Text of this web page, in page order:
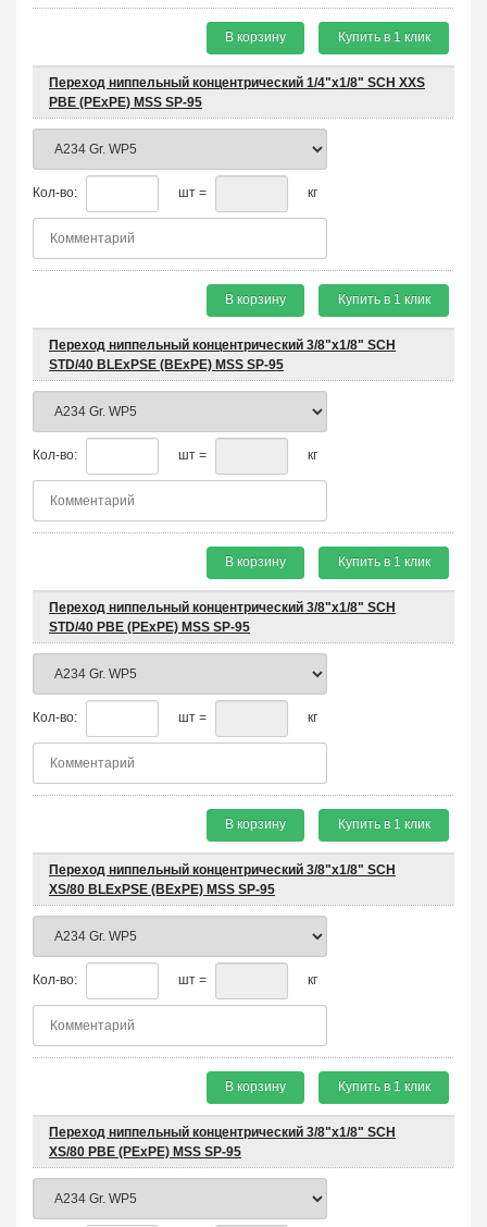
В корзину Купить в 1 клик
Переход ниппельный концентрический 1/4"х1/8" SCH XXS
PBE (PEхPE) MSS SP-95
Кол-во: шт = кг
В корзину Купить в 1 клик
Переход ниппельный концентрический 3/8"х1/8" SCH
STD/40 BLEхPSE (BEхPE) MSS SP-95
Кол-во: шт = кг
В корзину Купить в 1 клик
Переход ниппельный концентрический 3/8"х1/8" SCH
STD/40 PBE (PEхPE) MSS SP-95
Кол-во: шт = кг
В корзину Купить в 1 клик
Переход ниппельный концентрический 3/8"х1/8" SCH
XS/80 BLEхPSE (BEхPE) MSS SP-95
Кол-во: шт = кг
В корзину Купить в 1 клик
Переход ниппельный концентрический 3/8"х1/8" SCH
XS/80 PBE (PEхPE) MSS SP-95